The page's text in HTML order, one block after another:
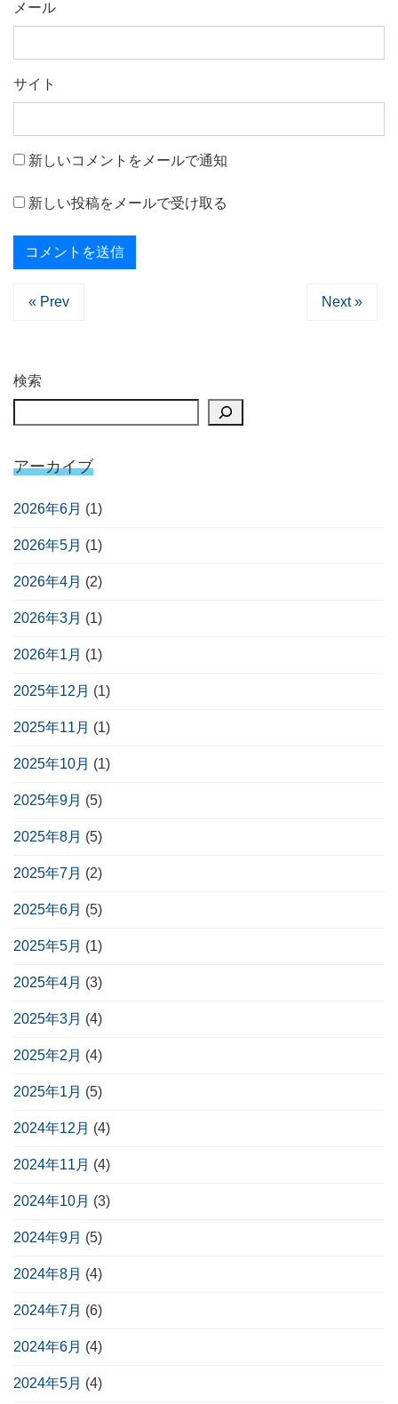
メール
サイト
新しいコメントをメールで通知
新しい投稿をメールで受け取る
« Prev Next »
検索
アーカイブ
2026年6月 (1)
2026年5月 (1)
2026年4月 (2)
2026年3月 (1)
2026年1月 (1)
2025年12月 (1)
2025年11月 (1)
2025年10月 (1)
2025年9月 (5)
2025年8月 (5)
2025年7月 (2)
2025年6月 (5)
2025年5月 (1)
2025年4月 (3)
2025年3月 (4)
2025年2月 (4)
2025年1月 (5)
2024年12月 (4)
2024年11月 (4)
2024年10月 (3)
2024年9月 (5)
2024年8月 (4)
2024年7月 (6)
2024年6月 (4)
2024年5月 (4)